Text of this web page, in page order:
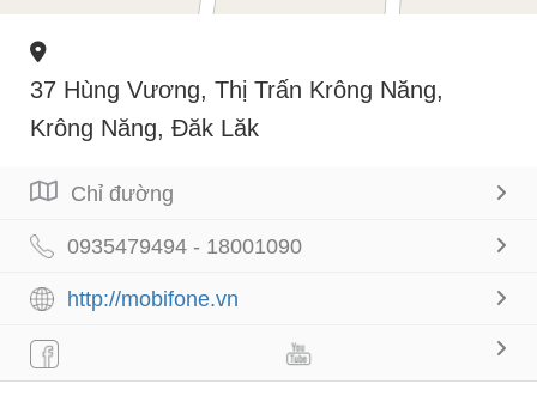
37 Hùng Vương, Thị Trấn Krông Năng,
Krông Năng, Đăk Lăk
Chỉ đường
0935479494 - 18001090
http://mobifone.vn